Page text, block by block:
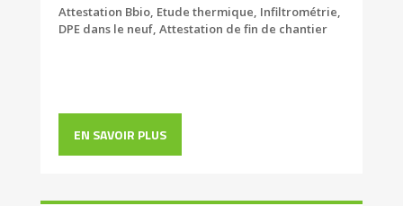
Attestation Bbio, Etude thermique, Infiltrométrie,
DPE dans le neuf, Attestation de fin de chantier
EN SAVOIR PLUS